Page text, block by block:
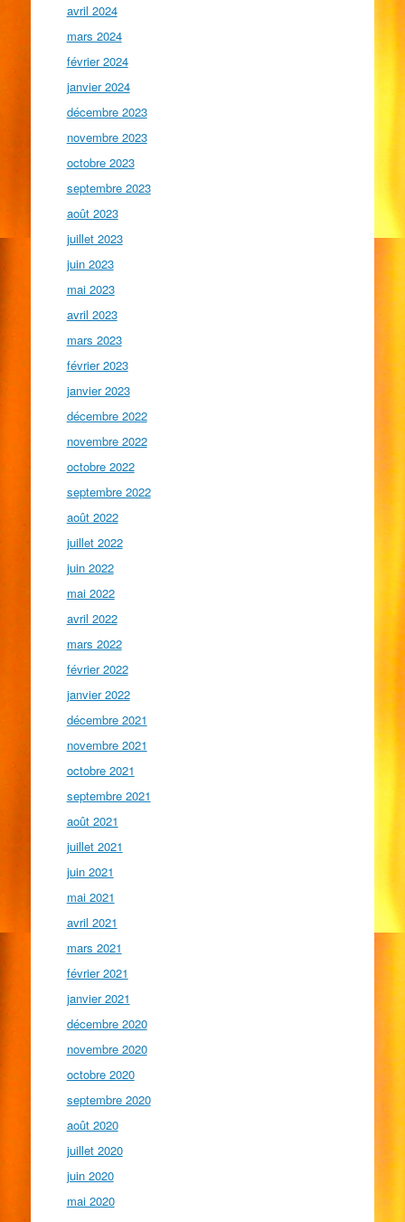
avril 2024
mars 2024
février 2024
janvier 2024
décembre 2023
novembre 2023
octobre 2023
septembre 2023
août 2023
juillet 2023
juin 2023
mai 2023
avril 2023
mars 2023
février 2023
janvier 2023
décembre 2022
novembre 2022
octobre 2022
septembre 2022
août 2022
juillet 2022
juin 2022
mai 2022
avril 2022
mars 2022
février 2022
janvier 2022
décembre 2021
novembre 2021
octobre 2021
septembre 2021
août 2021
juillet 2021
juin 2021
mai 2021
avril 2021
mars 2021
février 2021
janvier 2021
décembre 2020
novembre 2020
octobre 2020
septembre 2020
août 2020
juillet 2020
juin 2020
mai 2020